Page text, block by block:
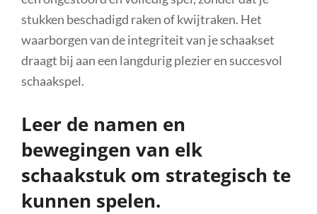
stukken beschadigd raken of kwijtraken. Het
waarborgen van de integriteit van je schaakset
draagt bij aan een langdurig plezier en succesvol
schaakspel.
Leer de namen en
bewegingen van elk
schaakstuk om strategisch te
kunnen spelen.